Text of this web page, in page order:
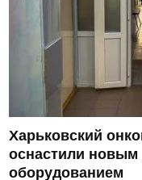
Харьковский
оснастили
оборудованием